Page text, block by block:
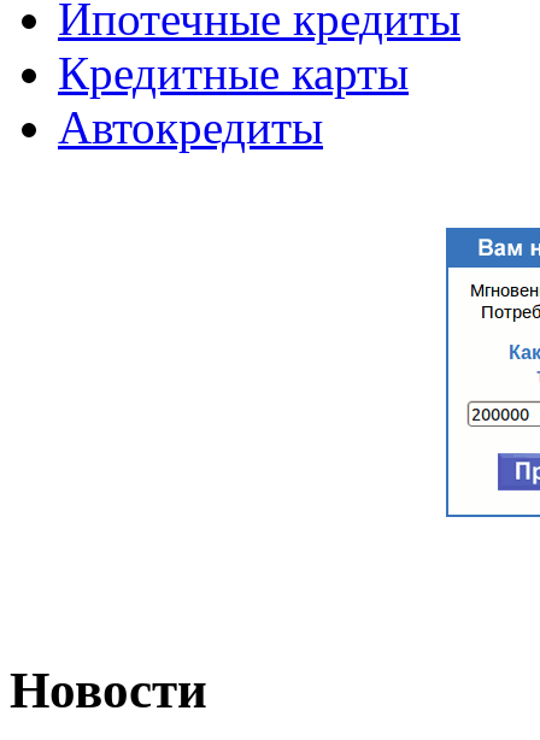
Ипотечные кредиты
Кредитные карты
Автокредиты
Новости